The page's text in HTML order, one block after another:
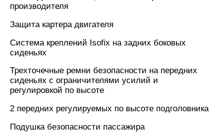
производителя
Защита картера двигателя
Cистема креплений Isofix на задних боковых
сиденьях
Трехточечные ремни безопасности на передних
сиденьях с ограничителями усилий и
регулировкой по высоте
2 передних регулируемых по высоте подголовника
Подушка безопасности пассажира